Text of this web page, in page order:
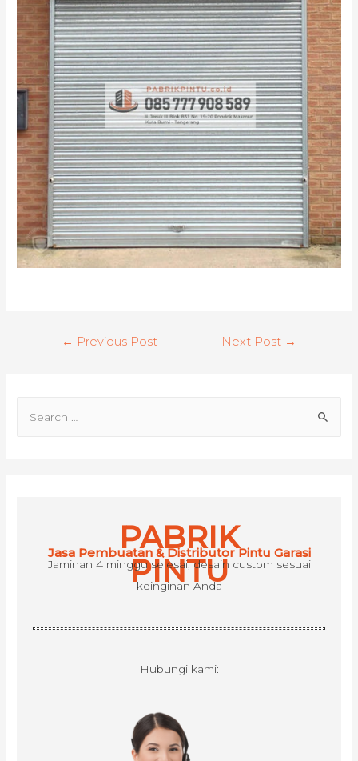
← Previous Post Next Post →
PABRIK
PINTU
Jasa Pembuatan & Distributor Pintu Garasi
Jaminan 4 minggu selesai, desain custom sesuai
keinginan Anda
Hubungi kami: